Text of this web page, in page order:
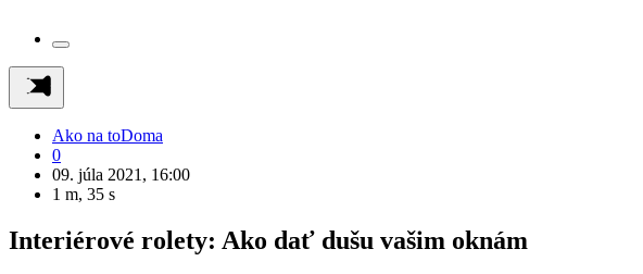
Ako na toDoma
0
09. júla 2021, 16:00
1 m, 35 s
Interiérové rolety: Ako dať dušu vašim oknám